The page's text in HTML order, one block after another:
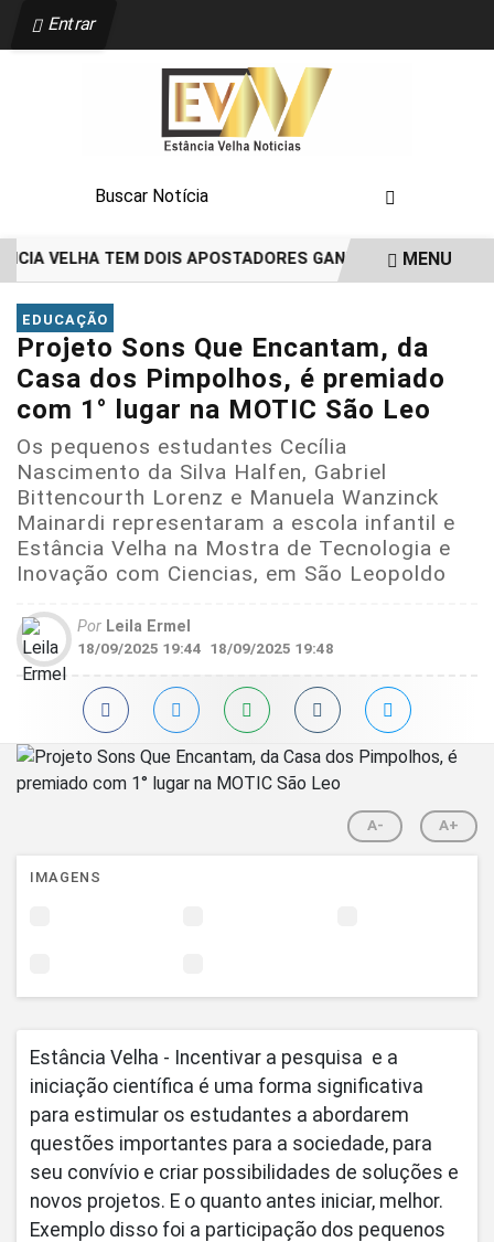
Entrar
VELHA TEM DOIS APOSTADORES GANHADORES DE
EM ALTA
MENU
EDUCAÇÃO
Projeto Sons Que Encantam, da
Casa dos Pimpolhos, é premiado
com 1° lugar na MOTIC São Leo
Os pequenos estudantes Cecília
Nascimento da Silva Halfen, Gabriel
Bittencourth Lorenz e Manuela Wanzinck
Mainardi representaram a escola infantil e
Estância Velha na Mostra de Tecnologia e
Inovação com Ciencias, em São Leopoldo
Por Leila Ermel
18/09/2025 19:44 18/09/2025 19:48
A- A+
IMAGENS
Estância Velha - Incentivar a pesquisa e a
iniciação científica é uma forma significativa
para estimular os estudantes a abordarem
questões importantes para a sociedade, para
seu convívio e criar possibilidades de soluções e
novos projetos. E o quanto antes iniciar, melhor.
Exemplo disso foi a participação dos pequenos